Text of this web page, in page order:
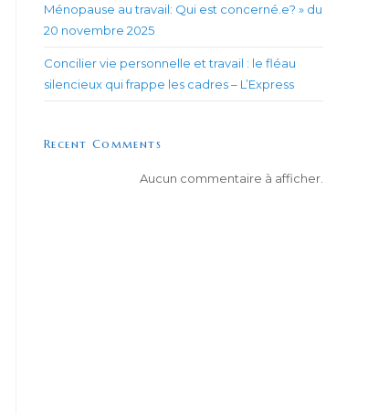
Ménopause au travail: Qui est concerné.e? » du
20 novembre 2025
Concilier vie personnelle et travail : le fléau
silencieux qui frappe les cadres – L’Express
Recent Comments
Aucun commentaire à afficher.